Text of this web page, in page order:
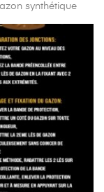
synthétique